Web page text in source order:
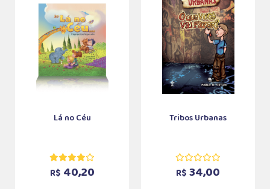
Lá no Céu
R$ 40,20
Tribos Urbanas
R$ 34,00